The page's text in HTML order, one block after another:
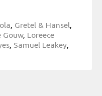
, Gretel & Hansel,
Gouw, Loreece
, Samuel Leakey,